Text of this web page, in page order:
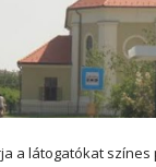
a látogatókat színes